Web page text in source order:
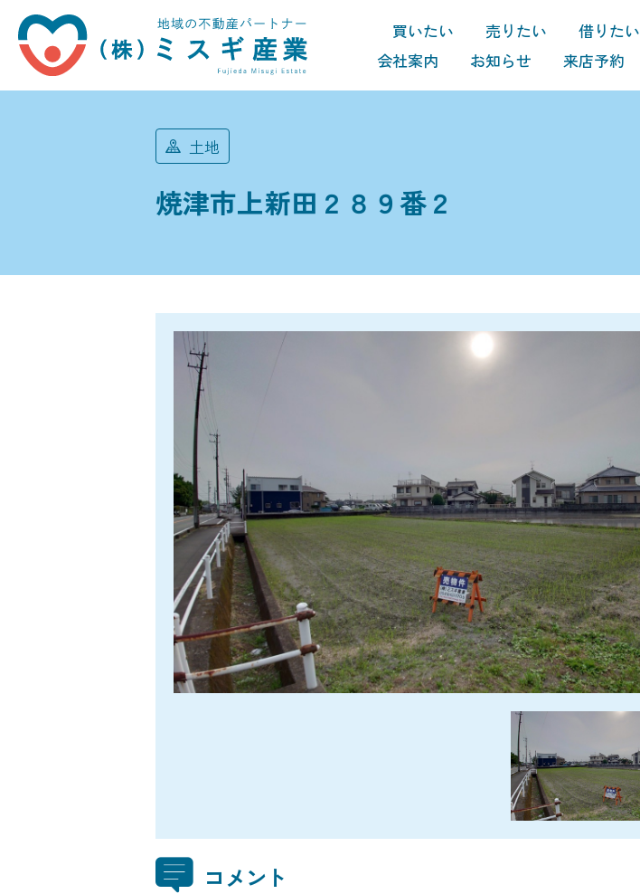
買いたい 売りたい 借りたい
会社案内
お知らせ 来店予約
土地
焼津市上新田２８９番２
コメント